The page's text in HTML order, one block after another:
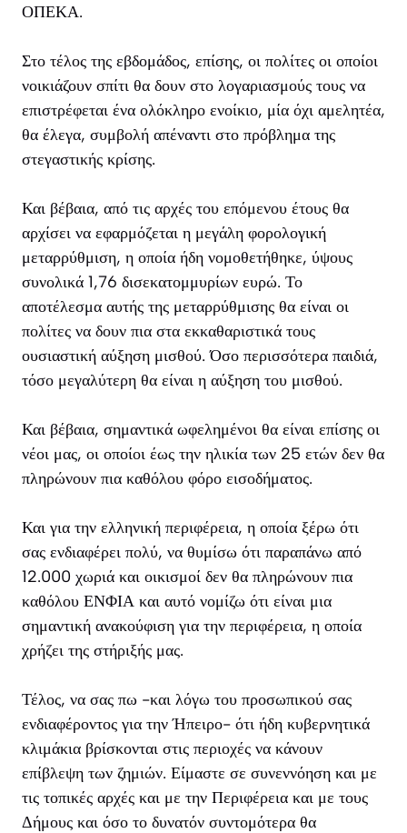
ΟΠΕΚΑ.
Στο τέλος της εβδομάδος, επίσης, οι πολίτες οι οποίοι
νοικιάζουν σπίτι θα δουν στο λογαριασμούς τους να
επιστρέφεται ένα ολόκληρο ενοίκιο, μία όχι αμελητέα,
θα έλεγα, συμβολή απέναντι στο πρόβλημα της
στεγαστικής κρίσης.
Και βέβαια, από τις αρχές του επόμενου έτους θα
αρχίσει να εφαρμόζεται η μεγάλη φορολογική
μεταρρύθμιση, η οποία ήδη νομοθετήθηκε, ύψους
συνολικά 1,76 δισεκατομμυρίων ευρώ. Το
αποτέλεσμα αυτής της μεταρρύθμισης θα είναι οι
πολίτες να δουν πια στα εκκαθαριστικά τους
ουσιαστική αύξηση μισθού. Όσο περισσότερα παιδιά,
τόσο μεγαλύτερη θα είναι η αύξηση του μισθού.
Και βέβαια, σημαντικά ωφελημένοι θα είναι επίσης οι
νέοι μας, οι οποίοι έως την ηλικία των 25 ετών δεν θα
πληρώνουν πια καθόλου φόρο εισοδήματος.
Και για την ελληνική περιφέρεια, η οποία ξέρω ότι
σας ενδιαφέρει πολύ, να θυμίσω ότι παραπάνω από
12.000 χωριά και οικισμοί δεν θα πληρώνουν πια
καθόλου ΕΝΦΙΑ και αυτό νομίζω ότι είναι μια
σημαντική ανακούφιση για την περιφέρεια, η οποία
χρήζει της στήριξής μας.
Τέλος, να σας πω -και λόγω του προσωπικού σας
ενδιαφέροντος για την Ήπειρο- ότι ήδη κυβερνητικά
κλιμάκια βρίσκονται στις περιοχές να κάνουν
επίβλεψη των ζημιών. Είμαστε σε συνεννόηση και με
τις τοπικές αρχές και με την Περιφέρεια και με τους
Δήμους και όσο το δυνατόν συντομότερα θα